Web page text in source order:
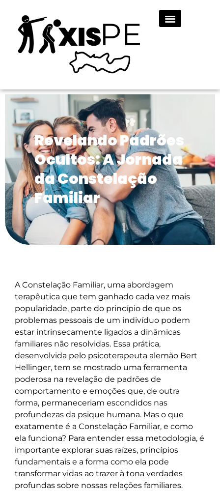
Revelando Padrões
Ocultos: A Jornada
da Constelação
Familiar
A Constelação Familiar, uma abordagem
terapêutica que tem ganhado cada vez mais
popularidade, parte do princípio de que os
problemas pessoais de um indivíduo podem
estar intrinsecamente ligados a dinâmicas
familiares não resolvidas. Essa prática,
desenvolvida pelo psicoterapeuta alemão Bert
Hellinger, tem se mostrado uma ferramenta
poderosa na revelação de padrões de
comportamento e emoções que, de outra
forma, permaneceriam escondidos nas
profundezas da psique humana. Mas o que
exatamente é a Constelação Familiar, e como
ela funciona? Para entender essa metodologia, é
importante explorar suas raízes, princípios
fundamentais e a forma como ela pode
transformar vidas ao trazer à tona verdades
profundas sobre nossas relações familiares.